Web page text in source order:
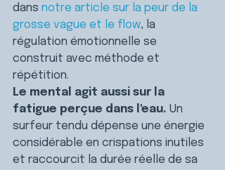
dans notre article sur la peur de la
grosse vague et le flow, la
régulation émotionnelle se
construit avec méthode et
répétition.
Le mental agit aussi sur la
fatigue perçue dans l'eau. Un
surfeur tendu dépense une énergie
considérable en crispations inutiles
et raccourcit la durée réelle de sa